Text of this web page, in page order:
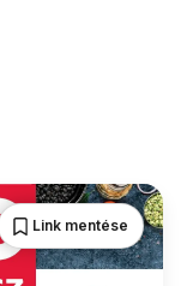
Link mentése